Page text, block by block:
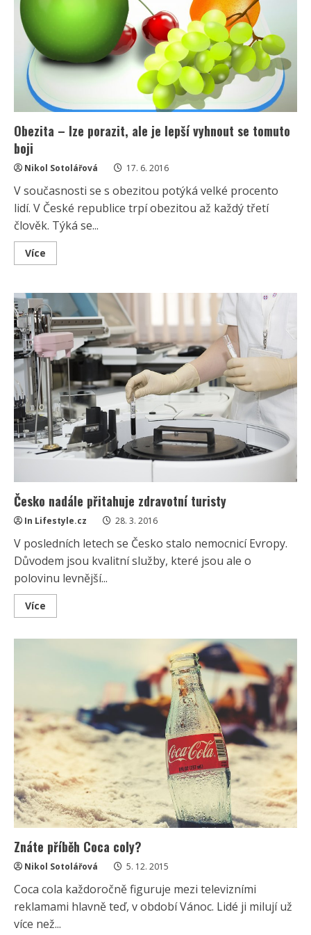
Obezita – lze porazit, ale je lepší vyhnout se tomuto
boji
Nikol Sotolářová 17. 6. 2016
V současnosti se s obezitou potýká velké procento
lidí. V České republice trpí obezitou až každý třetí
člověk. Týká se...
Více
more
–
lze
porazit,
ale
je
lepší
vyhnout
se
tomuto
boji
Česko nadále přitahuje zdravotní turisty
In Lifestyle.cz 28. 3. 2016
V posledních letech se Česko stalo nemocnicí Evropy.
Důvodem jsou kvalitní služby, které jsou ale o
polovinu levnější...
Více
more
Znáte příběh Coca coly?
Nikol Sotolářová 5. 12. 2015
Coca cola každoročně figuruje mezi televizními
reklamami hlavně teď, v období Vánoc. Lidé ji milují už
více než...